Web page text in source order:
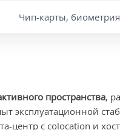
Чип-карты,
пространства,
эксплуатационной
центр с colocation и